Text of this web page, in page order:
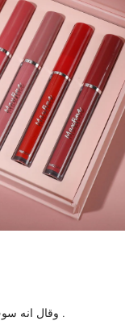
وقال انه سوف يهرب من العمى الطبيعي . لا ، لقد حان الوقت .